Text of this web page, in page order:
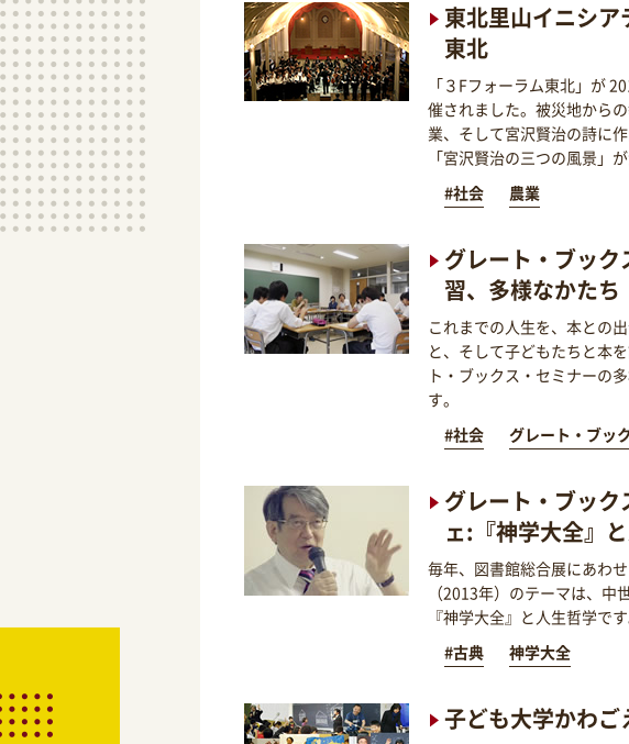
東北里山イニシ
東北
「３Fフォーラム東北」が
催されました。被災地から
業、そして宮沢賢治の詩に
「宮沢賢治の三つの風景」
#社会
農業
グレート・ブッ
習、多様なかたち
これまでの人生を、本との
と、そして子どもたちと本
ト・ブックス・セミナーの
す。
#社会
グレート・ブッ
グレート・ブッ
ェ:『神学大全』
毎年、図書館総合展にあわ
（2013年）のテーマは、
『神学大全』と人生哲学です
#古典
神学大全
子ども大学かわご